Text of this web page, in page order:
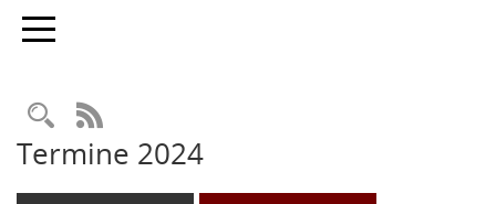
Toggle navigation
Rechercheauswahl
RSS-Feed
Termine 2024